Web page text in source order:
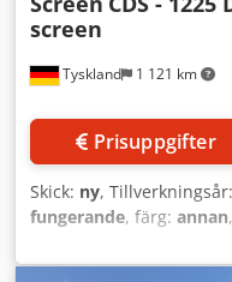
Tyskland 1 121 km
screen
Prisuppgifter
Skick: ny, Tillverkningsår:
fungerande, färg: annan
och hydrocyklonsystem
producenter som